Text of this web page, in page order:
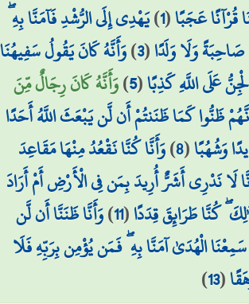
قُرْآنًا عَجَبًا(
1
)يَهْدِي إِلَى الرُّشْدِ فَآمَنَّا بِهِ ۖ
وَلَا وَلَدًا(
3
)وَأَنَّهُ كَانَ يَقُولُ سَفِيهُنَا
عَلَى اللَّهِ كَذِبًا(
5
)وَأَنَّهُ كَانَ رِجَالٌ مِّنَ
ظَنُّوا كَمَا ظَنَنتُمْ أَن لَّن يَبْعَثَ اللَّهُ أَحَدًا
وَشُهُبًا(
8
)وَأَنَّا كُنَّا نَقْعُدُ مِنْهَا مَقَاعِدَ
لَا نَدْرِي أَشَرٌّ أُرِيدَ بِمَن فِي الْأَرْضِ أَمْ أَرَادَ
كُنَّا طَرَائِقَ قِدَدًا(
11
)وَأَنَّا ظَنَنَّا أَن لَّن
سَمِعْنَا الْهُدَىٰ آمَنَّا بِهِ ۖ فَمَن يُؤْمِن بِرَبِّهِ فَلَا
(
13
)